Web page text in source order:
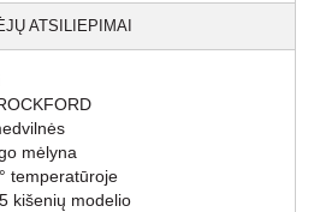
ATSILIEPIMAI
mėlyna
temperatūroje
kišenių modelio